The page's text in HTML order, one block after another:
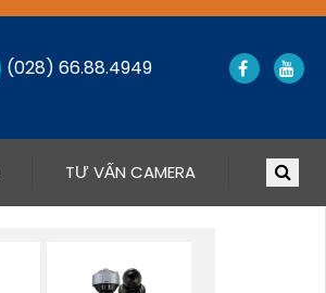
(028) 66.88.4949
TƯ VẤN CAMERA